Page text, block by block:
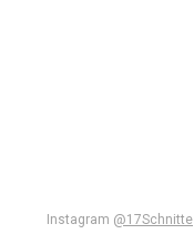
Instagram @17Schnitte